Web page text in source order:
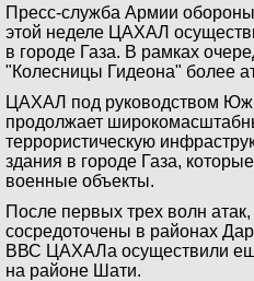
Пресс-служба Армии
этой неделе ЦАХАЛ
в городе Газа. В рамках
"Колесницы Гидеона" более
ЦАХАЛ под руководством
продолжает
террористическую
здания в городе Газа,
военные объекты.
После первых трех волн
сосредоточены в районах
ВВС ЦАХАЛа осуществили
на районе Шати.